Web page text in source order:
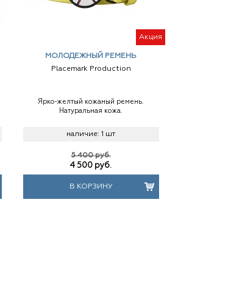
Акция
МОЛОДЕЖНЫЙ РЕМЕНЬ
Placemark Production
Ярко-желтый кожаный ремень.
Натуральная кожа.
наличие: 1 шт
5 400 руб.
4 500 руб.
В КОРЗИНУ